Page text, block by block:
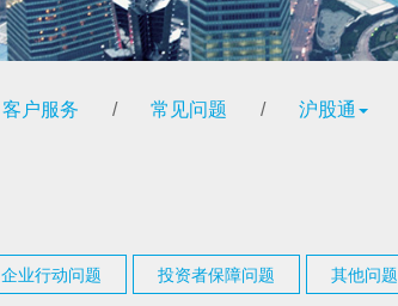
客户服务 / 常见问题 / 沪股通
企业行动问题 投资者保障问题 其他问题